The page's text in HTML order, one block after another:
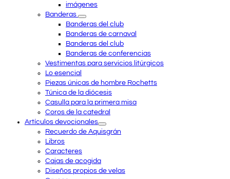
imágenes
Banderas
Banderas del club
Banderas de carnaval
Banderas del club
Banderas de conferencias
Vestimentas para servicios litúrgicos
Lo esencial
Piezas únicas de hombre Rochetts
Túnica de la diócesis
Casulla para la primera misa
Coros de la catedral
Artículos devocionales
Recuerdo de Aquisgrán
Libros
Caracteres
Cajas de acogida
Diseños propios de velas